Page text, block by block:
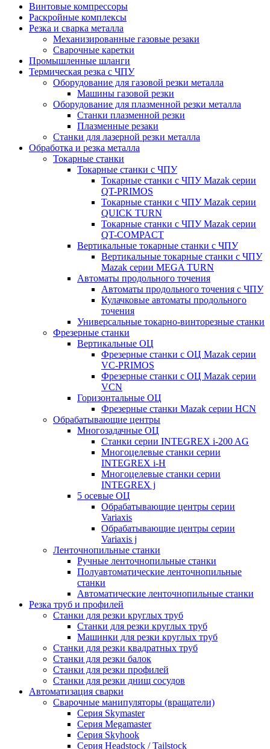
Винтовые компрессоры
Раскройные комплексы
Резка и сварка металла
Механизированные газовые резаки
Сварочные каретки
Промышленные шланги
Термическая резка с ЧПУ
Оборудование для газовой резки металла
Машины газовой резки
Оборудование для плазменной резки металла
Станки плазменной резки
Плазменные резаки
Станки для лазерной резки металла
Обработка и резка металла
Токарные станки
Токарные станки с ЧПУ
Токарные станки с ЧПУ Mazak серии
QT-PRIMOS
Токарные станки с ЧПУ Mazak серии
QUICK TURN
Токарные станки с ЧПУ Mazak серии
QT-COMPACT
Вертикальные токарные станки с ЧПУ
Вертикальные токарные станки с ЧПУ
Mazak серии MEGA TURN
Автоматы продольного точения
Автоматы продольного точения с ЧПУ
Кулачковые автоматы продольного
точения
Универсальные токарно-винторезные станки
Фрезерные станки
Вертикальные ОЦ
Фрезерные станки с ОЦ Mazak серии
VC-PRIMOS
Фрезерные станки с ОЦ Mazak серии
VCN
Горизонтальные ОЦ
Фрезерные станки Mazak серии HCN
Обрабатывающие центры
Многозадачные ОЦ
Cтанки серии INTEGREX i-200 AG
Многоцелевые станки серии
INTEGREX i-H
Многоцелевые станки серии
INTEGREX j
5 осевые ОЦ
Обрабатывающие центры серии
Variaxis
Обрабатывающие центры серии
Variaxis j
Ленточнопильные станки
Ручные ленточнопильные станки
Полуавтоматические ленточнопильные
станки
Автоматические ленточнопильные станки
Резка труб и профилей
Станки для резки круглых труб
Станки для резки круглых труб
Машинки для резки круглых труб
Станки для резки квадратных труб
Станки для резки балок
Станки для резки профилей
Станки для резки днищ сосудов
Автоматизация сварки
Сварочные манипуляторы (вращатели)
Серия Skymaster
Серия Megamaster
Серия Skyhook
Серия Headstock / Tailstock